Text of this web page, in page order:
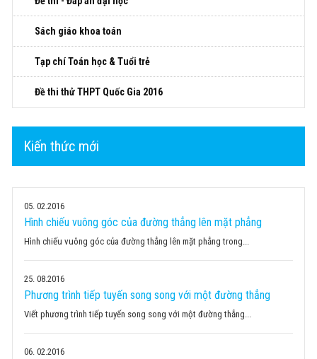
Sách giáo khoa toán
Tạp chí Toán học & Tuổi trẻ
Đề thi thử THPT Quốc Gia 2016
Kiến thức mới
05 02.2016
Hình chiếu vuông góc của đường thẳng lên mặt phẳng
Hình chiếu vuông góc của đường thẳng lên mặt phẳng trong...
25 08.2016
Phương trình tiếp tuyến song song với một đường thẳng
Viết phương trình tiếp tuyến song song với một đường thẳng...
06 02.2016